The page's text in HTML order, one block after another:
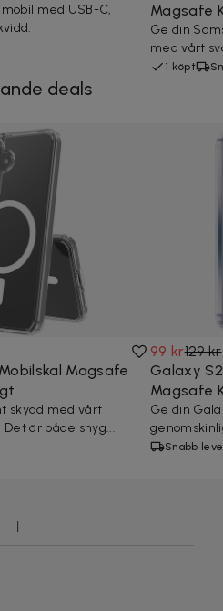
med USB-C,
Magsafe
Ge din
med vårt
1 köpt
deals
Magsafe
skydd med vårt
är både snyg...
99 kr129 kr
Galaxy
Magsafe
Ge din
Snabb